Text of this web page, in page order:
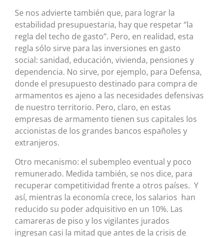
Se nos advierte también que, para lograr la
estabilidad presupuestaria, hay que respetar “la
regla del techo de gasto”. Pero, en realidad, esta
regla sólo sirve para las inversiones en gasto
social: sanidad, educación, vivienda, pensiones y
dependencia. No sirve, por ejemplo, para Defensa,
donde el presupuesto destinado para compra de
armamentos es ajeno a las necesidades defensivas
de nuestro territorio. Pero, claro, en estas
empresas de armamento tienen sus capitales los
accionistas de los grandes bancos españoles y
extranjeros.
Otro mecanismo: el subempleo eventual y poco
remunerado. Medida también, se nos dice, para
recuperar competitividad frente a otros países. Y
así, mientras la economía crece, los salarios han
reducido su poder adquisitivo en un 10%. Las
camareras de piso y los vigilantes jurados
ingresan casi la mitad que antes de la crisis de